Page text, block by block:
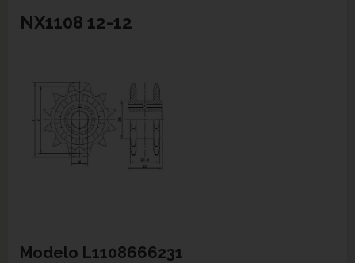
NX1108 12-12
Modelo L1108666231